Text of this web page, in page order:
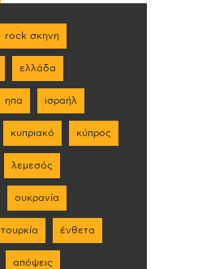
rock σκηνη
ελλάδα
ηπα ισραήλ
κυπριακό κύπρος
λεμεσός
ουκρανία
τουρκία ένθετα
απόψεις